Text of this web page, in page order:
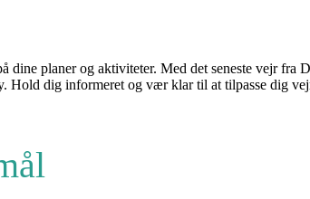
dine planer og aktiviteter. Med det seneste vejr
Hold dig informeret og vær klar til at tilpasse dig